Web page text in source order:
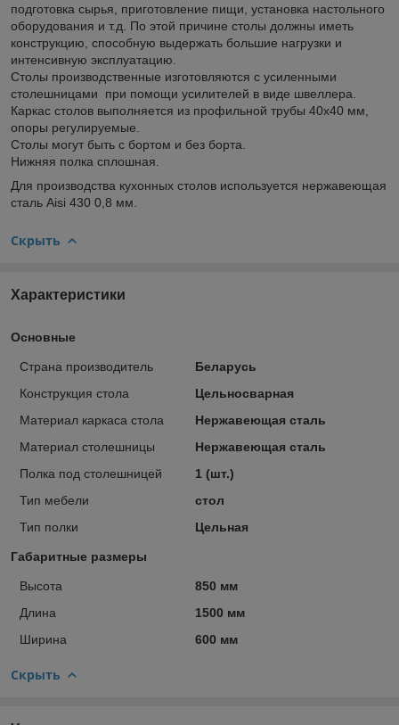
подготовка сырья, приготовление пищи, установка настольного
оборудования и т.д. По этой причине столы должны иметь
конструкцию, способную выдержать большие нагрузки и
интенсивную эксплуатацию.
Столы производственные изготовляются с усиленными
столешницами при помощи усилителей в виде швеллера.
Каркас столов выполняется из профильной трубы 40х40 мм,
опоры регулируемые.
Столы могут быть с бортом и без борта.
Нижняя полка сплошная.
Для производства кухонных столов используется нержавеющая
сталь Aisi 430 0,8 мм.
Скрыть
Характеристики
Основные
Страна производитель
Беларусь
Конструкция стола
Цельносварная
Материал каркаса стола
Нержавеющая сталь
Материал столешницы
Нержавеющая сталь
Полка под столешницей
1 (шт.)
Тип мебели
стол
Тип полки
Цельная
Габаритные размеры
Высота
850 мм
Длина
1500 мм
Ширина
600 мм
Скрыть